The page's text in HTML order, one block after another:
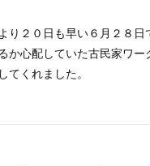
り２０日も早い６月２８
か心配していた古民家ワ
てくれました。